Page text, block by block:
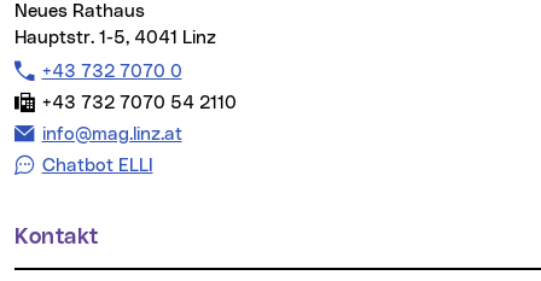
Neues Rathaus
Hauptstr. 1-5, 4041 Linz
Telefon:
+43 732 7070 0
Fax:
+43 732 7070 54 2110
E-Mail Adresse:
info@mag.linz.at
Chatbot ELLI
Kontakt